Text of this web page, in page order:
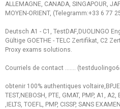
ALLEMAGNE, CANADA, SINGAPOUR,
MOYEN-ORIENT, (Telegramm:+33 6 77
Deutsch A1 - C1, TestDAF,DUOLINGO
Gültige GOETHE - TELC Zertifikat, C2
Proxy exams solutions.
Courriels de contact .......
obtenir 100% authentiques
TEST,NEBOSH, PTE, GMAT, PMP, A1,
,IELTS, TOEFL, PMP, CISSP, SANS